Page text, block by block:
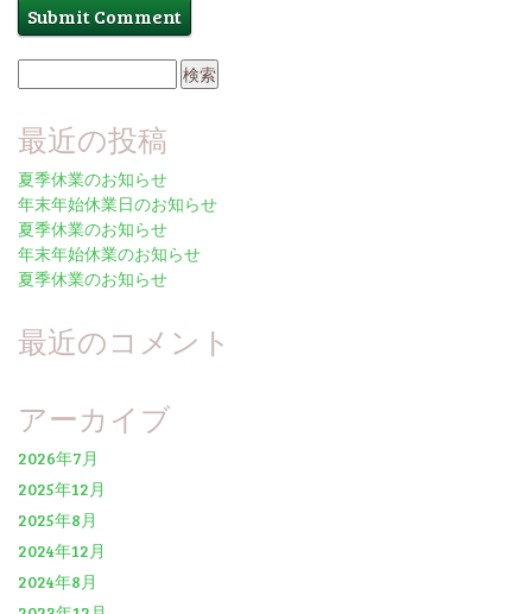
索:
最近の投稿
夏季休業のお知らせ
年末年始休業日のお知らせ
夏季休業のお知らせ
年末年始休業のお知らせ
夏季休業のお知らせ
最近のコメント
アーカイブ
2026年7月
2025年12月
2025年8月
2024年12月
2024年8月